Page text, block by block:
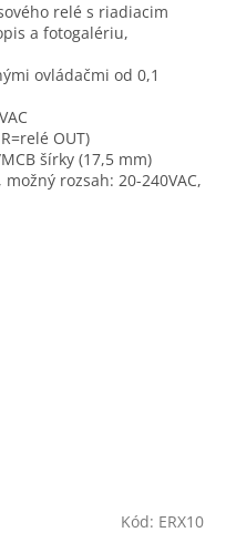
relé s riadiacim
a fotogalériu,
ovládačmi od 0,1
OUT)
šírky (17,5 mm)
možný rozsah: 20-240VAC,
Kód: ERX10